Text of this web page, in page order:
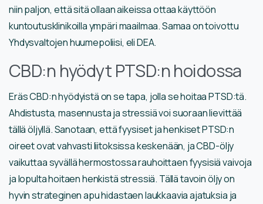
niin paljon, että sitä ollaan aikeissa ottaa käyttöön
kuntoutusklinikoilla ympäri maailmaa. Samaa on toivottu
Yhdysvaltojen huumepoliisi, eli DEA.
CBD:n hyödyt PTSD:n hoidossa
Eräs CBD:n hyödyistä on se tapa, jolla se hoitaa PTSD:tä.
Ahdistusta, masennusta ja stressiä voi suoraan lievittää
tällä öljyllä. Sanotaan, että fyysiset ja henkiset PTSD:n
oireet ovat vahvasti liitoksissa keskenään, ja CBD-öljy
vaikuttaa syvällä hermostossa rauhoittaen fyysisiä vaivoja
ja lopulta hoitaen henkistä stressiä. Tällä tavoin öljy on
hyvin strateginen apu hidastaen laukkaavia ajatuksia ja